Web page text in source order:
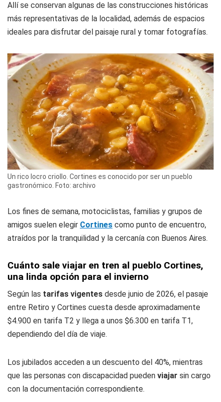
Allí se conservan algunas de las construcciones históricas
más representativas de la localidad, además de espacios
ideales para disfrutar del paisaje rural y tomar fotografías.
Un rico locro criollo. Cortines es conocido por ser un pueblo
gastronómico. Foto: archivo
Los fines de semana, motociclistas, familias y grupos de
amigos suelen elegir Cortines como punto de encuentro,
atraídos por la tranquilidad y la cercanía con Buenos Aires.
Cuánto sale viajar en tren al pueblo Cortines,
una linda opción para el invierno
Según las tarifas vigentes desde junio de 2026, el pasaje
entre Retiro y Cortines cuesta desde aproximadamente
$4.900 en tarifa T2 y llega a unos $6.300 en tarifa T1,
dependiendo del día de viaje.
Los jubilados acceden a un descuento del 40%, mientras
que las personas con discapacidad pueden viajar sin cargo
con la documentación correspondiente.